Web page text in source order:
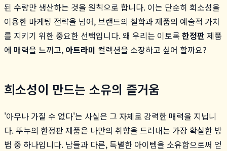
된 수량만 생산하는 것을 원칙으로 합니다. 이는 단순히 희소성을
이용한 마케팅 전략을 넘어, 브랜드의 철학과 제품의 예술적 가치
를 지키기 위한 중요한 선택입니다. 왜 우리는 이토록 한정판 제품
에 매력을 느끼고, 아트라미 컬렉션을 소장하고 싶어 할까요?
희소성이 만드는 소유의 즐거움
'아무나 가질 수 없다'는 사실은 그 자체로 강력한 매력을 지닙니
다. 뚜누의 한정판 제품은 나만의 취향을 드러내는 가장 확실한 방
법 중 하나입니다. 남들과 다른, 특별한 아이템을 소유함으로써 얻